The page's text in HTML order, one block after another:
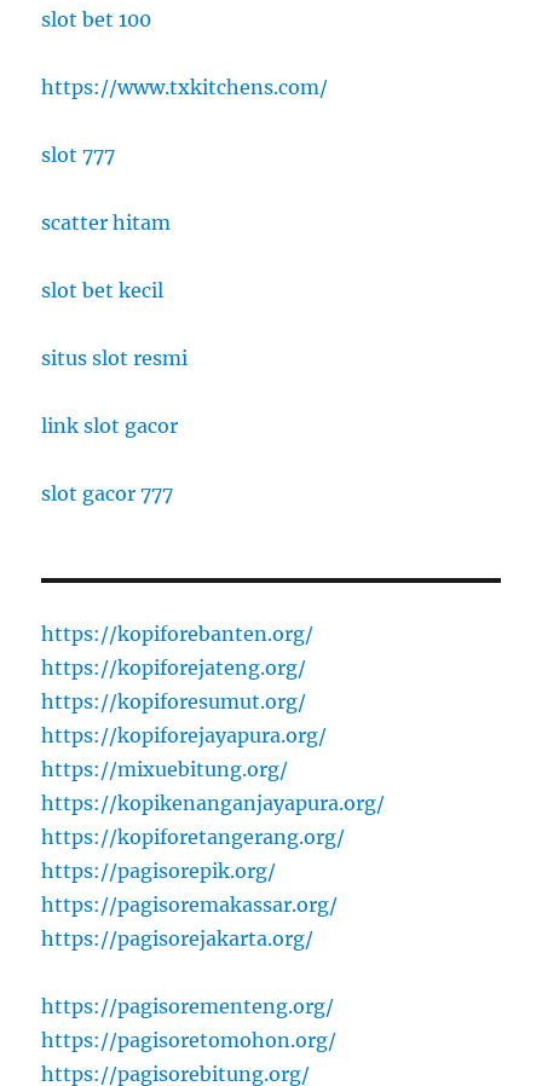
slot bet 100
https://www.txkitchens.com/
slot 777
scatter hitam
slot bet kecil
situs slot resmi
link slot gacor
slot gacor 777
https://kopiforebanten.org/
https://kopiforejateng.org/
https://kopiforesumut.org/
https://kopiforejayapura.org/
https://mixuebitung.org/
https://kopikenanganjayapura.org/
https://kopiforetangerang.org/
https://pagisorepik.org/
https://pagisoremakassar.org/
https://pagisorejakarta.org/
https://pagisorementeng.org/
https://pagisoretomohon.org/
https://pagisorebitung.org/